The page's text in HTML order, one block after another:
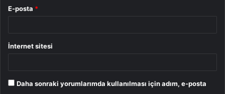
E-posta *
İnternet sitesi
Daha sonraki yorumlarımda kullanılması için adım, e-posta